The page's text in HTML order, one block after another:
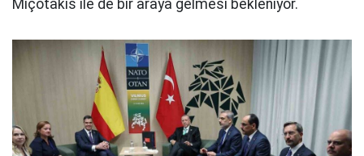
Miçotakis ile de bir araya gelmesi bekleniyor.